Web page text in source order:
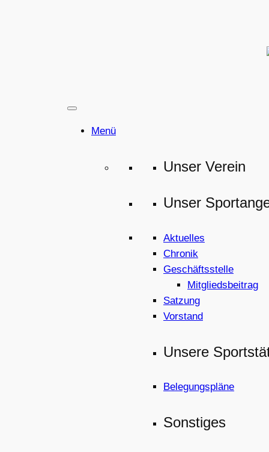
Menü
Unser Verein
Unser
Aktuelles
Chronik
Geschäftsstelle
Mitgliedsbeitrag
Satzung
Vorstand
Unsere
Belegungspläne
Sonstiges